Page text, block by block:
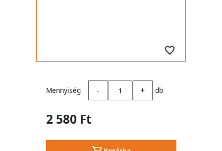
Mennyiség - + db
2 580 Ft